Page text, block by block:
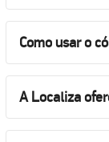
Como usar o
A Localiza